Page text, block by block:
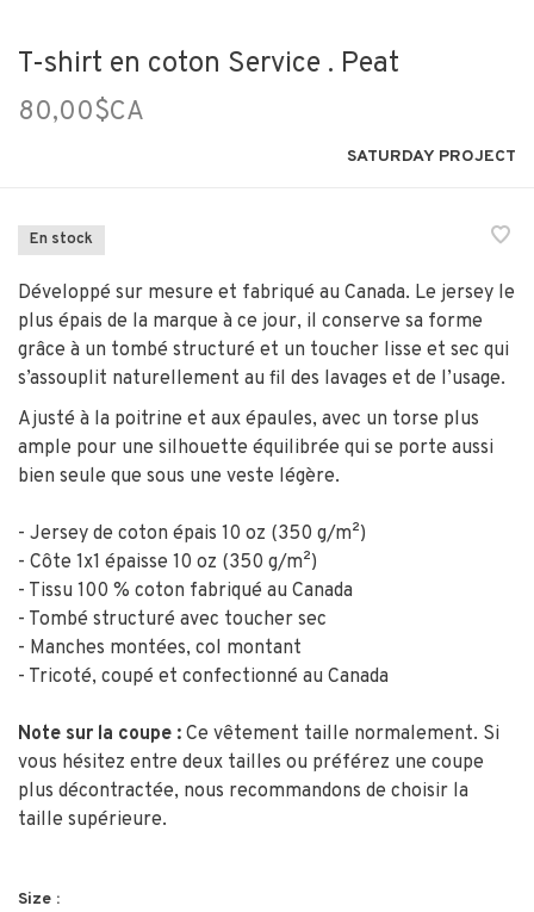
T-shirt en coton Service . Peat
80,00$CA
SATURDAY PROJECT
En stock
Développé sur mesure et fabriqué au Canada. Le jersey le
plus épais de la marque à ce jour, il conserve sa forme
grâce à un tombé structuré et un toucher lisse et sec qui
s’assouplit naturellement au fil des lavages et de l’usage.
Ajusté à la poitrine et aux épaules, avec un torse plus
ample pour une silhouette équilibrée qui se porte aussi
bien seule que sous une veste légère.
- Jersey de coton épais 10 oz (350 g/m²)
- Côte 1x1 épaisse 10 oz (350 g/m²)
- Tissu 100 % coton fabriqué au Canada
- Tombé structuré avec toucher sec
- Manches montées, col montant
- Tricoté, coupé et confectionné au Canada
Note sur la coupe : Ce vêtement taille normalement. Si
vous hésitez entre deux tailles ou préférez une coupe
plus décontractée, nous recommandons de choisir la
taille supérieure.
Size :